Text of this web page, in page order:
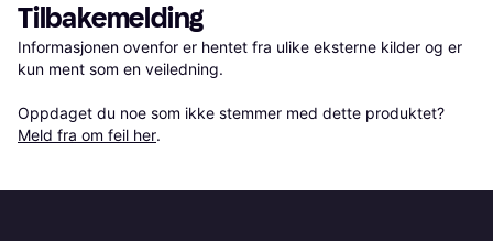
Tilbakemelding
Informasjonen ovenfor er hentet fra ulike eksterne kilder og er
kun ment som en veiledning.
Oppdaget du noe som ikke stemmer med dette produktet?
Meld fra om feil her.